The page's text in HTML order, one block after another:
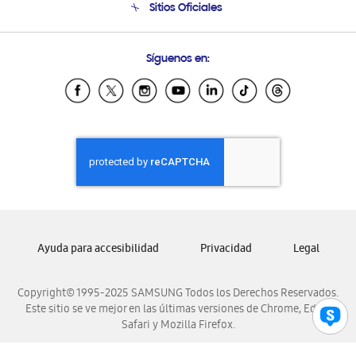
Soporte vía eMail
Sitios Oficiales
Samsung Ecuador
Samsung El Salvador
Samsung Honduras
Samsung Nicaragua
Samsung Panamá
Samsung Venezuela
Síguenos en:
Copyright© 1995-2025 SAMSUNG Todos los Derechos Reservados.
Este sitio se ve mejor en las últimas versiones de Chrome, Edge,
Safari y Mozilla Firefox.
Ayuda para accesibilidad Privacidad Legal